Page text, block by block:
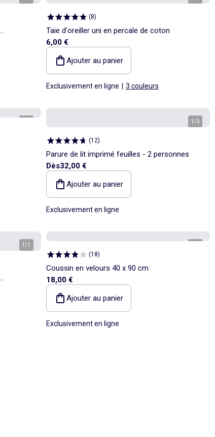
(8)
Taie d'oreiller uni en percale de coton
6,00 €
Ajouter au panier
Exclusivement en ligne 3 couleurs
1/3
(12)
Parure de lit imprimé feuilles - 2 personnes
Dès32,00 €
Ajouter au panier
Exclusivement en ligne
1/1
(18)
Coussin en velours 40 x 90 cm
18,00 €
Ajouter au panier
Exclusivement en ligne